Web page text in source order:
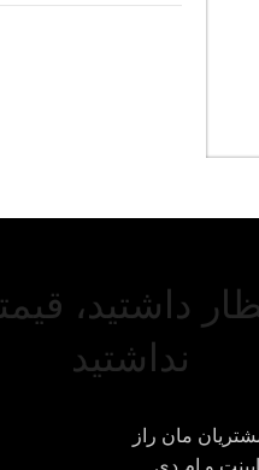
داشتید،
نداشتید
مان راز